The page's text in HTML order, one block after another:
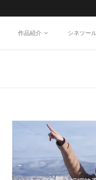
作品紹介 シネツー